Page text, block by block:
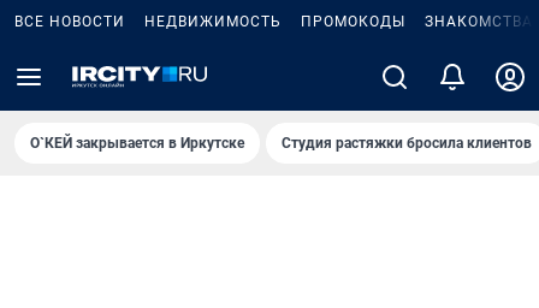
ВСЕ НОВОСТИ НЕДВИЖИМОСТЬ ПРОМОКОДЫ ЗНАКОМСТВА
О`КЕЙ закрывается в Иркутске Студия растяжки бросила клиентов